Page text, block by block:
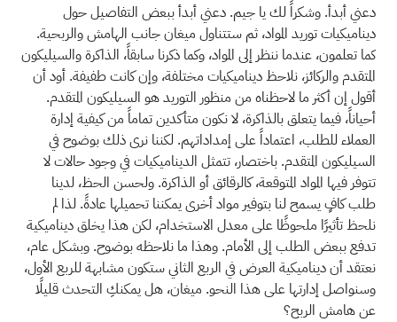
دعني أبدأ. وشكراً لك يا جيم. دعني أبدأ ببعض التفاصيل حول
ديناميكيات توريد المواد، ثم ستتناول ميغان جانب الهامش والربحية.
كما تعلمون، عندما ننظر إلى المواد، وكما ذكرنا سابقاً، الذاكرة والسيليكون
المتقدم والركائز، نلاحظ ديناميكيات مختلفة، وإن كانت طفيفة. أود أن
أقول إن أكثر ما لاحظناه من منظور التوريد هو السيليكون المتقدم.
أحياناً، فيما يتعلق بالذاكرة، لا نكون متأكدين تماماً من كيفية إدارة
العملاء للطلب، اعتماداً على إمداداتهم. لكننا نرى ذلك بوضوح في
السيليكون المتقدم. باختصار، تتمثل الديناميكيات في وجود حالات لا
تتوفر فيها المواد المتوقعة، كالرقائق أو الذاكرة. ولحسن الحظ، لدينا
طلب كافٍ يسمح لنا بتوفير مواد أخرى يمكننا تحميلها عادةً. لذا لم
نلحظ تأثيرًا ملحوظًا على معدل الاستخدام، لكن هذا يخلق ديناميكية
تدفع ببعض الطلب إلى الأمام. وهذا ما نلاحظه بوضوح. وبشكل عام،
نعتقد أن ديناميكية العرض في الربع الثاني ستكون مشابهة للربع الأول،
وسنواصل إدارتها على هذا النحو. ميغان، هل يمكنكِ التحدث قليلًا
عن هامش الربح؟